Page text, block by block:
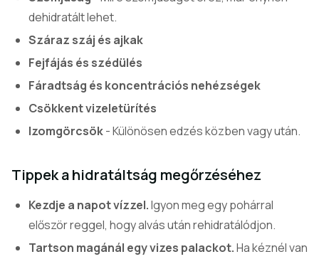
dehidratált lehet.
Száraz száj és ajkak
Fejfájás és szédülés
Fáradtság és koncentrációs nehézségek
Csökkent vizeletürítés
Izomgörcsök- Különösen edzés közben vagy után.
Tippek a hidratáltság megőrzéséhez
Kezdje a napot vízzel.Igyon meg egy pohárral
először reggel, hogy alvás után rehidratálódjon.
Tartson magánál egy vizes palackot.Ha kéznél van